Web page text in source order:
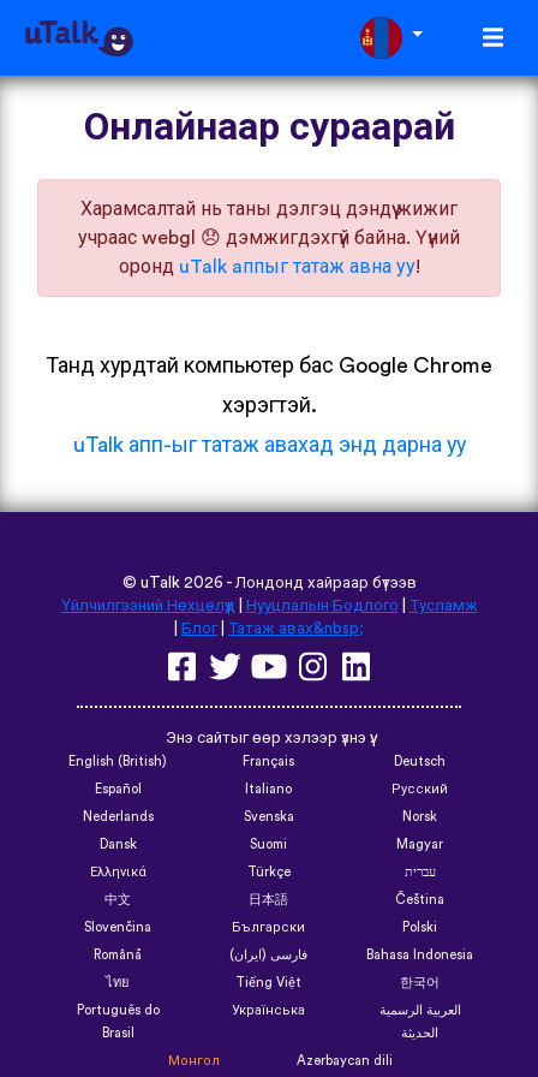
Онлайнаар сураарай
Харамсалтай нь таны дэлгэц дэндүү жижиг
учраас webgl 😞 дэмжигдэхгүй байна. Үүний
оронд uTalk aппыг татаж авна уу!
Танд хурдтай компьютер бас Google Chrome
хэрэгтэй.
uTalk апп-ыг татаж авахад энд дарна уу
© uTalk2026 - Лондонд хайраар бүтээв
Үйлчилгээний Нөхцөлүүд
Нууцлалын Бодлого
Тусламж
Блог| Татаж авах&nbsp;
Энэ сайтыг өөр хэлээр үзнэ үү:
English (British) Français Deutsch
Español Italiano Русский
Nederlands Svenska Norsk
Dansk Suomi Magyar
Ελληνικά Türkçe עברית
中文 日本語 Čeština
Slovenčina Български Polski
Română فارسی (ایران) Bahasa Indonesia
ไทย Tiếng Việt 한국어
Português do
Brasil
Українська
العربية الرسمية
الحديثة
Монгол Azərbaycan dili